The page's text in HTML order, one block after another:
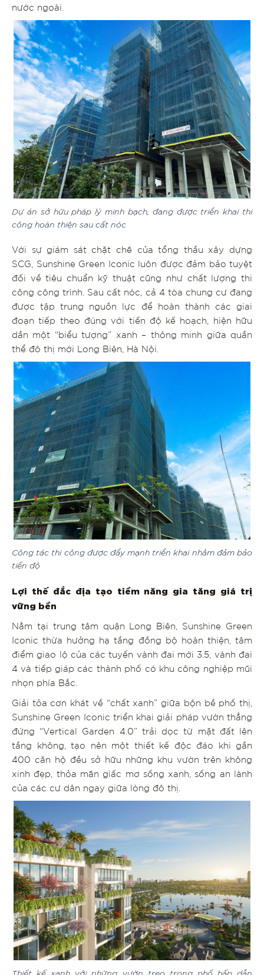
nước ngoài.
Dự án sở hữu pháp lý minh bạch, đang được triển khai thi
công hoàn thiện sau cất nóc
Với sự giám sát chặt chẽ của tổng thầu xây dựng
SCG, Sunshine Green Iconic luôn được đảm bảo tuyệt
đối về tiêu chuẩn kỹ thuật cũng như chất lượng thi
công công trình. Sau cất nóc, cả 4 tòa chung cư đang
được tập trung nguồn lực để hoàn thành các giai
đoạn tiếp theo đúng với tiến độ kế hoạch, hiện hữu
dần một “biểu tượng” xanh – thông minh giữa quần
thể đô thị mới Long Biên, Hà Nội.
Công tác thi công được đẩy mạnh triển khai nhằm đảm bảo
tiến độ
Lợi thế đắc địa tạo tiềm năng gia tăng giá trị
vững bền
Nằm tại trung tâm quận Long Biên, Sunshine Green
Iconic thừa hưởng hạ tầng đồng bộ hoàn thiện, tâm
điểm giao lộ của các tuyến vành đai mới 3.5, vành đai
4 và tiếp giáp các thành phố có khu công nghiệp mũi
nhọn phía Bắc.
Giải tỏa cơn khát về “chất xanh” giữa bộn bề phố thị,
Sunshine Green Iconic triển khai giải pháp vườn thẳng
đứng “Vertical Garden 4.0” trải dọc từ mặt đất lên
tầng không, tạo nên một thiết kế độc đáo khi gần
400 căn hộ đều sở hữu những khu vườn trên không
xinh đẹp, thỏa mãn giấc mơ sống xanh, sống an lành
của các cư dân ngay giữa lòng đô thị.
Thiết kế xanh với những vườn treo trong phố hấp dẫn